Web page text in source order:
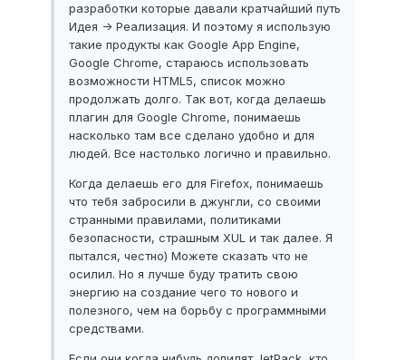
разработки которые давали кратчайший путь
Идея -> Реализация. И поэтому я использую
такие продукты как Google App Engine,
Google Chrome, стараюсь использовать
возможности HTML5, список можно
продолжать долго. Так вот, когда делаешь
плагин для Google Chrome, понимаешь
насколько там все сделано удобно и для
людей. Все настолько логично и правильно.
Когда делаешь его для Firefox, понимаешь
что тебя забросили в джунгли, со своими
странными правилами, политиками
безопасности, страшным XUL и так далее. Я
пытался, честно) Можете сказать что не
осилил. Но я лучше буду тратить свою
энергию на создание чего то нового и
полезного, чем на борьбу с программными
средствами.